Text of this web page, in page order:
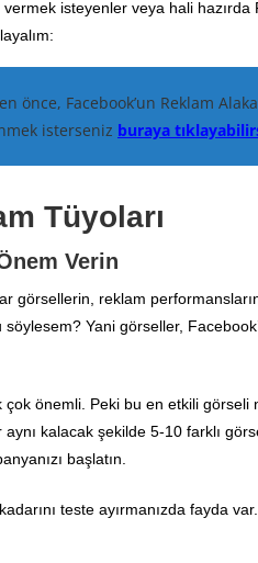
isteyenler veya hali
önce, Facebook’un Reklam
isterseniz buraya
Tüyoları
Verin
görsellerin, reklam
Yani görseller,
önemli. Peki bu en etkili görseli
kalacak şekilde 5-10 farklı
başlatın.
teste ayırmanızda fayda var.